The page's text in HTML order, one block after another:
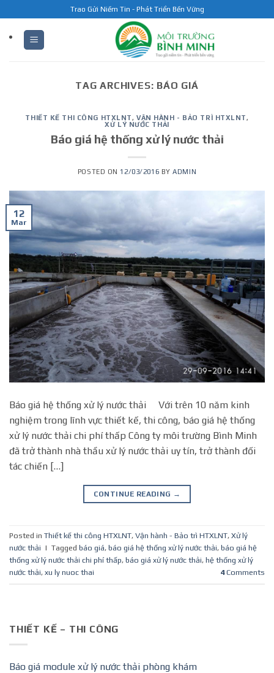
to
content
Trao Gửi Niềm Tin - Phát Triển Bền Vững
TAG ARCHIVES: BÁO GIÁ
THIẾT KẾ THI CÔNG HTXLNT, VẬN HÀNH - BẢO TRÌ HTXLNT,
XỬ LÝ NƯỚC THẢI
Báo giá hệ thống xử lý nước thải
POSTED ON 12/03/2016 BYADMIN
12
Mar
Báo giá hệ thống xử lý nước thải Với trên 10 năm kinh
nghiệm trong lĩnh vực thiết kế, thi công, báo giá hệ thống
xử lý nước thải chi phí thấp Công ty môi trường Bình Minh
đã trở thành nhà thầu xử lý nước thải uy tín, trở thành đối
tác chiến […]
CONTINUE READING →
Posted in Thiết kế thi công HTXLNT, Vận hành - Bảo trì HTXLNT, Xử lý
nước thải | Tagged báo giá, báo giá hệ thống xử lý nước thải, báo giá hệ
thống xử lý nước thải chi phí thấp, báo giá xử lý nước thải, hệ thống xử lý
nước thải, xu ly nuoc thai 4Comments
THIẾT KẾ – THI CÔNG
Báo giá module xử lý nước thải phòng khám